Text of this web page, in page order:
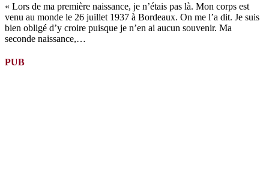
« Lors de ma première naissance, je n’étais pas là. Mon corps est
venu au monde le 26 juillet 1937 à Bordeaux. On me l’a dit. Je suis
bien obligé d’y croire puisque je n’en ai aucun souvenir. Ma
seconde naissance,…
PUB